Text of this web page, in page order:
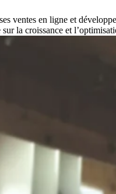
ventes en ligne et
la croissance et